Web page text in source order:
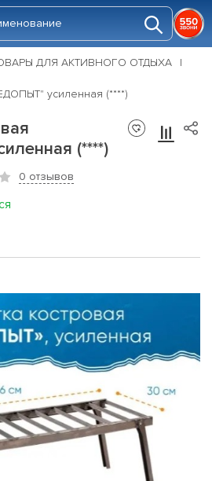
ДЛЯ АКТИВНОГО ОТДЫХА
усиленная (****)
(****)
0 отзывов